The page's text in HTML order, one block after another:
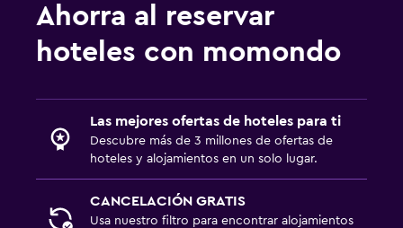
Ahorra al reservar
hoteles con momondo
Las mejores ofertas de hoteles para ti
Descubre más de 3 millones de ofertas de
hoteles y alojamientos en un solo lugar.
CANCELACIÓN GRATIS
Usa nuestro filtro para encontrar alojamientos